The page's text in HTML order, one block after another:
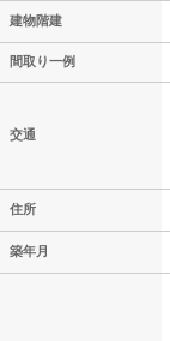
建物階建
間取り一例
交通
住所
築年月